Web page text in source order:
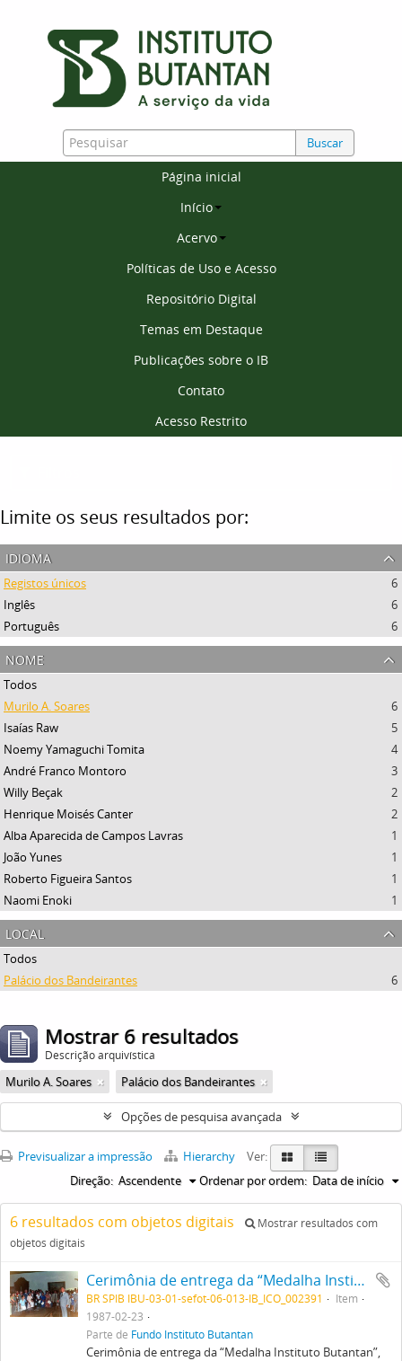
Buscar
Página inicial
Início
Acervo
Políticas de Uso e Acesso
Repositório Digital
Temas em Destaque
Publicações sobre o IB
Contato
Acesso Restrito
Limite os seus resultados por:
idioma
Registos únicos
6
Inglês
6
Português
6
nome
Todos
Murilo A. Soares
6
Isaías Raw
5
Noemy Yamaguchi Tomita
4
André Franco Montoro
3
Willy Beçak
2
Henrique Moisés Canter
2
Alba Aparecida de Campos Lavras
1
João Yunes
1
Roberto Figueira Santos
1
Naomi Enoki
1
local
Todos
Palácio dos Bandeirantes
6
Mostrar 6 resultados
Descrição arquivística
Murilo A. Soares Palácio dos Bandeirantes
Opções de pesquisa avançada
Previsualizar a impressão Hierarchy
Ver:
Ordenar por ordem: Data de início
Direção: Ascendente
6 resultados com objetos digitais
Mostrar resultados com
objetos digitais
Cerimônia de entrega da “Medalha Instituto Butantan”, realizada no Palácio dos Bandeirantes. Em primeiro plano está André Franco Montoro, Governador de São Paulo ao microfone, ao fundo na primeira fileira da esquerda para direita, 2º Prof. Henrique Moisés Canter, 7º Noemy Yamagushi Tomita, 10º Dr. Murilo A. Soares, 15º Dr. Isaías Raw
BR SPIB IBU-03-01-sefot-06-013-IB_ICO_002391
Item
1987-02-23
Parte de Fundo Instituto Butantan
Cerimônia de entrega da “Medalha Instituto Butantan”,